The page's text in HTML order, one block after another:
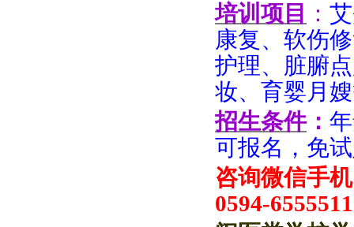
培训项目
：
康复、软伤
护理、脏腑
妆、育婴月
招生条件：
可报名，免
咨询微信手
0594-6555511